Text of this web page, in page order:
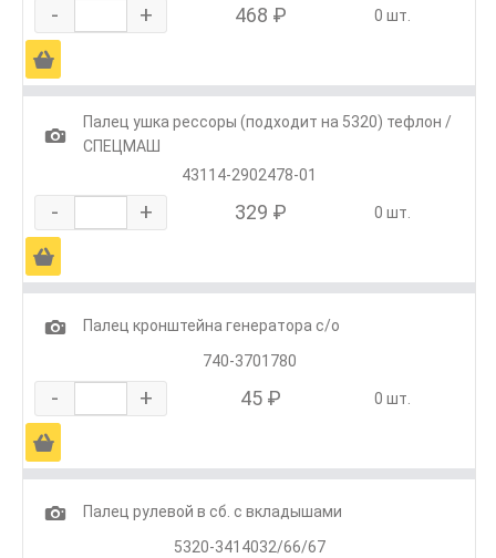
- + 468 ₽ 0 шт.
Ä
1
Палец ушка рессоры (подходит на 5320) тефлон /
СПЕЦМАШ
43114-2902478-01
- + 329 ₽ 0 шт.
Ä
1
Палец кронштейна генератора с/о
740-3701780
- + 45 ₽ 0 шт.
Ä
1
Палец рулевой в сб. с вкладышами
5320-3414032/66/67